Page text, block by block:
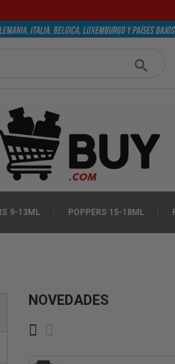
9-13ML POPPERS 15-18ML
NOVEDADES